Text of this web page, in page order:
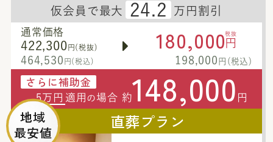
仮会員で最大 24.2 万円割引
通常価格
422,300 円(税抜)
464,530 円(税込)
180,000税抜
円
198,000 円(税込)
さらに補助金
5万円 適用 の 場合 約148,000 円
地域
最安値
直葬プラン